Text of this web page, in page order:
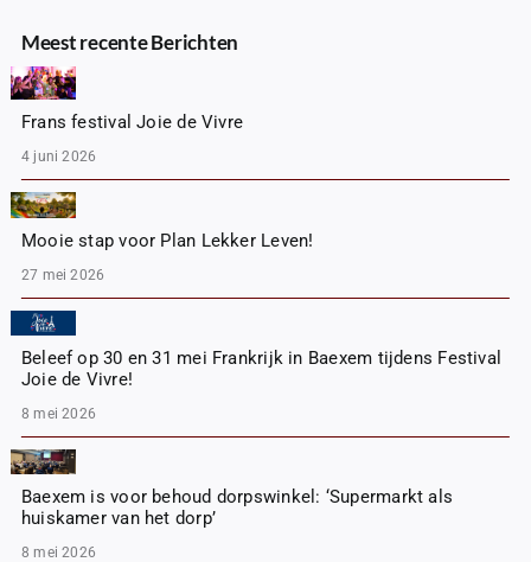
Meest recente Berichten
Frans festival Joie de Vivre
4 juni 2026
Mooie stap voor Plan Lekker Leven!
27 mei 2026
Beleef op 30 en 31 mei Frankrijk in Baexem tijdens Festival
Joie de Vivre!
8 mei 2026
Baexem is voor behoud dorpswinkel: ‘Supermarkt als
huiskamer van het dorp’
8 mei 2026